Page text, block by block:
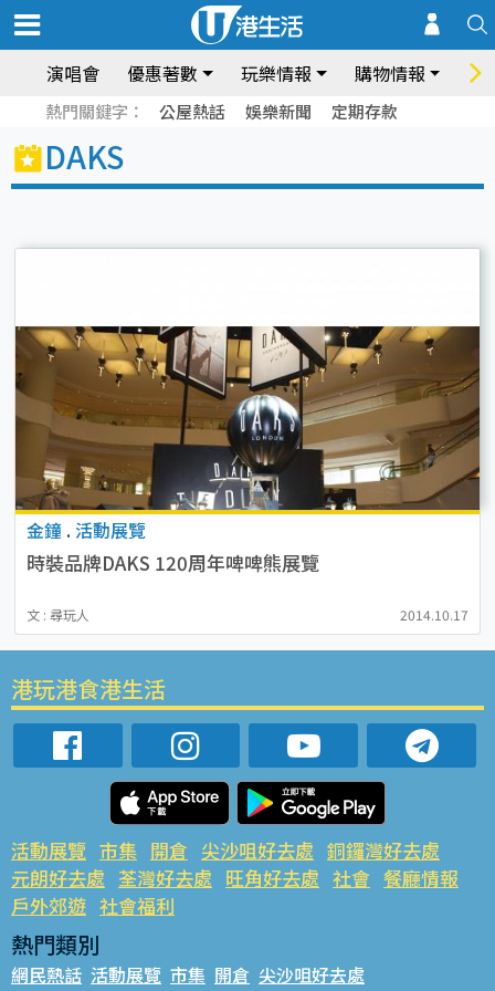
演唱會 優惠著數 玩樂情報 購物情報 飲
熱門關鍵字： 公屋熱話 娛樂新聞 定期存款
DAKS
金鐘 . 活動展覽
時裝品牌DAKS 120周年啤啤熊展覽
文 : 尋玩人 2014.10.17
港玩港食港生活
活動展覽 市集 開倉 尖沙咀好去處 銅鑼灣好去處
元朗好去處 荃灣好去處 旺角好去處 社會 餐廳情報
戶外郊遊 社會福利
熱門類別
網民熱話 活動展覽 市集 開倉 尖沙咀好去處